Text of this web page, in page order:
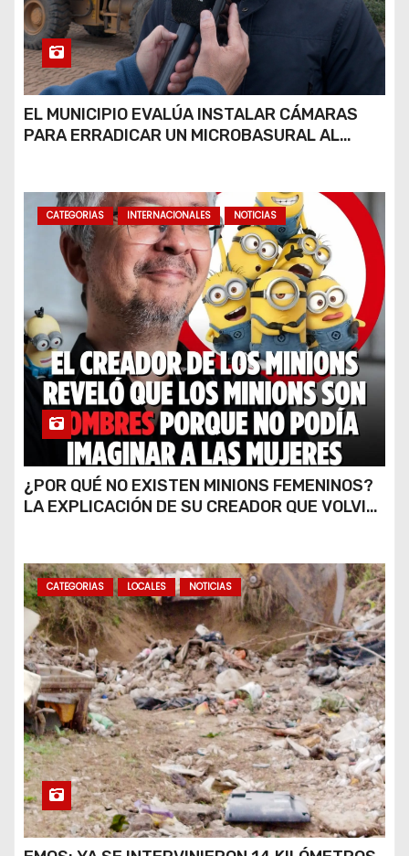
EL MUNICIPIO EVALÚA INSTALAR CÁMARAS
PARA ERRADICAR UN MICROBASURAL AL
CATEGORIAS INTERNACIONALES NOTICIAS
¿POR QUÉ NO EXISTEN MINIONS FEMENINOS?
LA EXPLICACIÓN DE SU CREADOR QUE VOLVIÓ
CATEGORIAS LOCALES NOTICIAS